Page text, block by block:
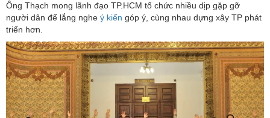
Ông Thạch mong lãnh đạo TP.HCM tổ chức nhiều dịp gặp gỡ
người dân để lắng nghe ý kiến góp ý, cùng nhau dựng xây TP phát
triển hơn.